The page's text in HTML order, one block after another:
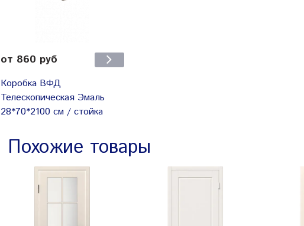
от 860 руб
Коробка ВФД
Телескопическая Эмаль
28*70*2100 см / стойка
Похожие товары